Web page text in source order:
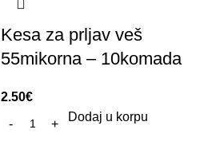
Kesa za prljav veš
55mikorna – 10komada
2.50€
Dodaj u korpu